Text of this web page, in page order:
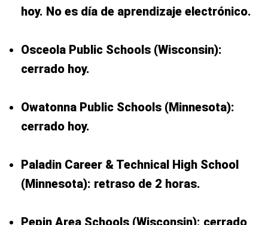
hoy. No es día de aprendizaje electrónico.
Osceola Public Schools (Wisconsin):
cerrado hoy.
Owatonna Public Schools (Minnesota):
cerrado hoy.
Paladin Career & Technical High School
(Minnesota): retraso de 2 horas.
Pepin Area Schools (Wisconsin): cerrado